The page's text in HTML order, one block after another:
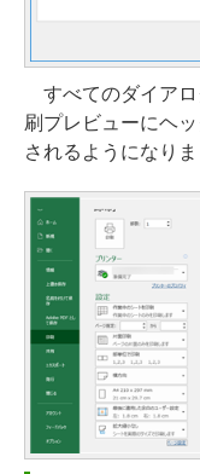
すべてのダイアロ
刷プレビューにヘ
されるようになりま